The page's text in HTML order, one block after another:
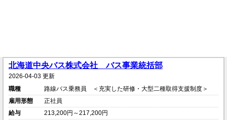
北海道中央バス株式会社 バス事業統括部
2026-04-03 更新
職種
路線バス乗務員 ＜充実した研修・大型二種取得支援制度＞
雇用形態
正社員
給与
213,200円～217,200円